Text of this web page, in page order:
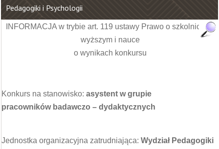
Pedagogiki i Psychologii
INFORMACJA w trybie art. 119 ustawy Prawo o szkolnictwie
wyższym i nauce
o wynikach konkursu
Konkurs na stanowisko: asystent w grupie
pracowników badawczo – dydaktycznych
Jednostka organizacyjna zatrudniająca: Wydział Pedagogiki